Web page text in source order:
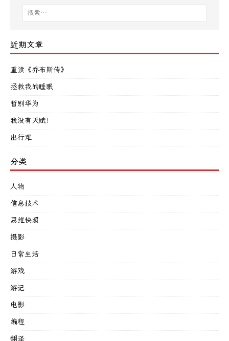
近期文章
重读《乔布斯传》
拯救我的睡眠
暂别华为
我没有天赋！
出行难
分类
人物
信息技术
思维快照
摄影
日常生活
游戏
游记
电影
编程
翻译